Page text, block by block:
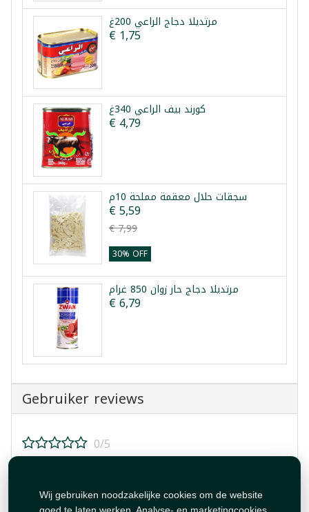
Wij gebruiken noodzakelijke cookies om de website
مرتديلا دجاج الراعي 200غ
€ 1,75
كورند بيف الراعي 340غ
€ 4,79
سجقات حلال معقمة مملحة 10م
€ 5,59
€ 7,99
30% OFF
مرتديلا دجاج حار زوان 850 غرام
€ 6,79
Gebruiker reviews
0/5